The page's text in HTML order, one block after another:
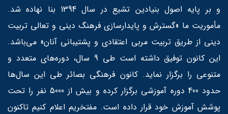
و بر پایه اصول بنیادین تشیع در سال 1394 بنا نهاده شد.
مأموریت ما «گسترش و پایدارسازی فرهنگ دینی و تعالی تربیت
دینی از طریق تربیت مربی اعتقادی و پشتیبانی آنان» می‌باشد.
این کانون توفیق داشته است طی 9 سال، دوره‌های متعدد و
متنوعی را برگزار نماید. کانون فرهنگی بصائر طی این سال‌ها
حدود 400 دوره آموزشی برگزار کرده و بیش از 5000 نفر را تحت
پوشش آموزش خود قرار داده است. مفتخریم اعلام کنیم تاکنون